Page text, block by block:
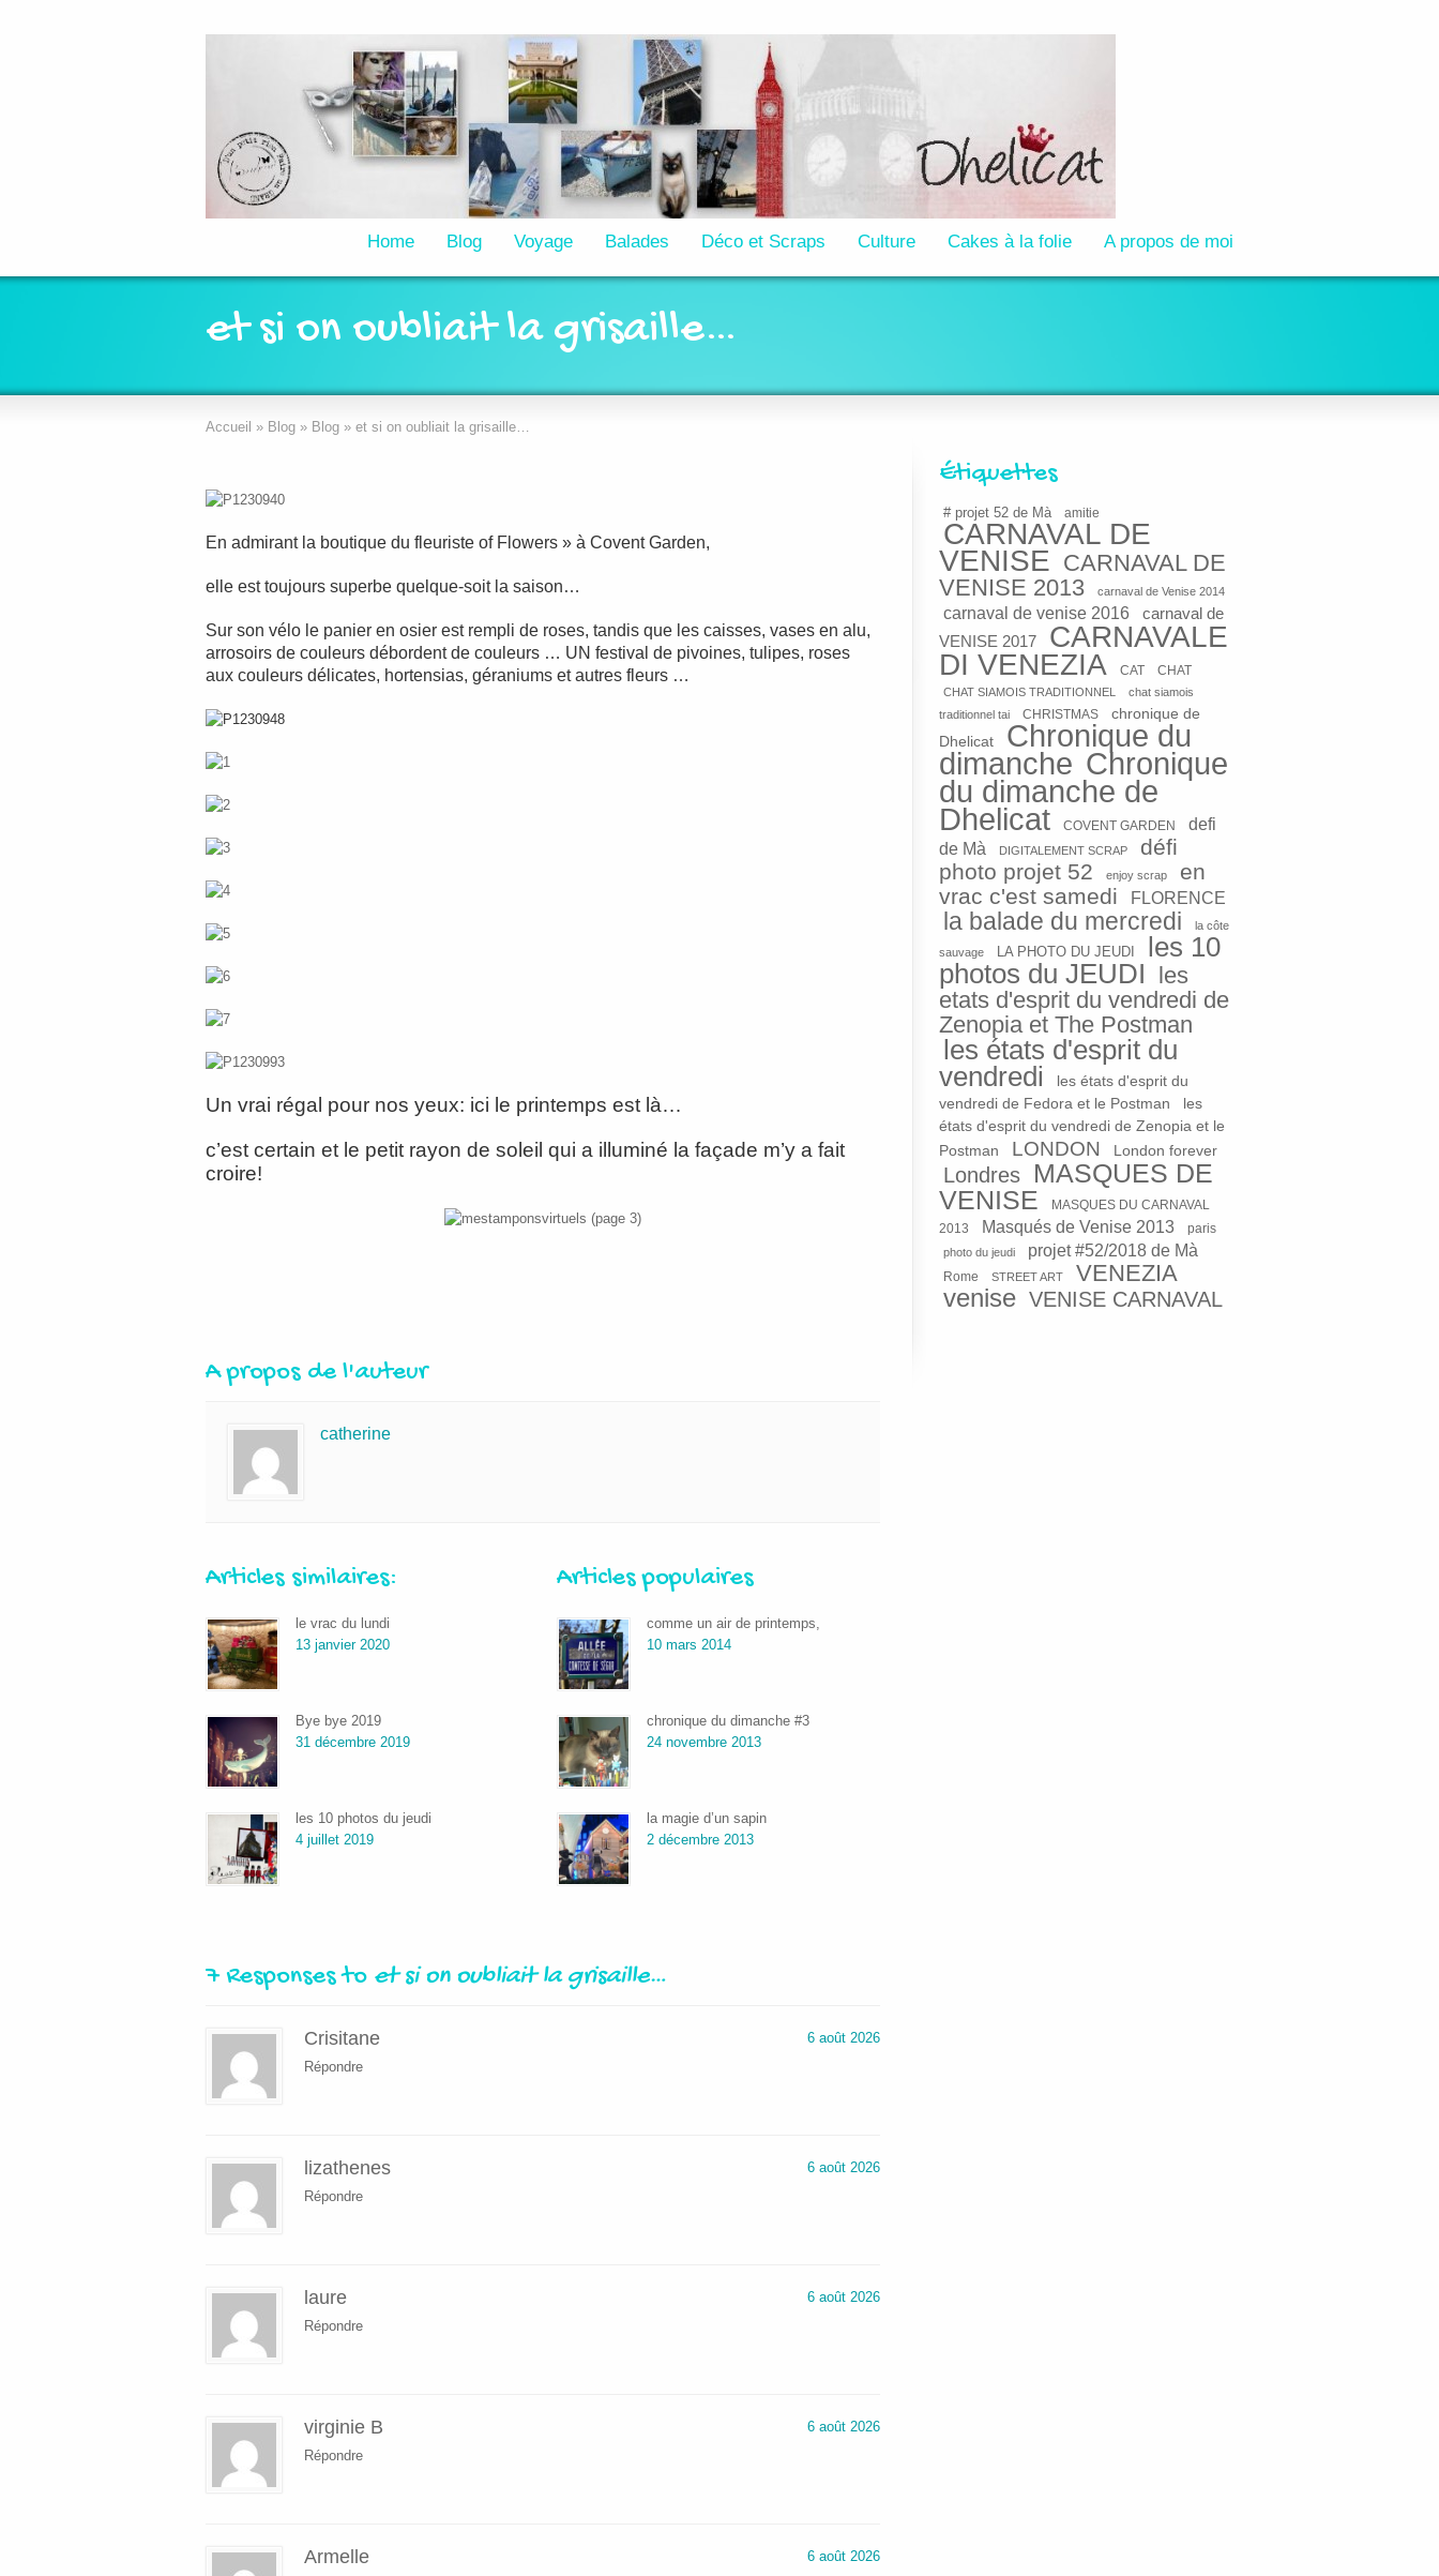
Home Blog Voyage Balades Déco et Scraps Culture Cakes à la folie A propos de moi
et si on oubliait la grisaille…
Accueil » Blog » Blog » et si on oubliait la grisaille…
En admirant la boutique du fleuriste of Flowers » à Covent Garden,
elle est toujours superbe quelque-soit la saison…
Sur son vélo le panier en osier est rempli de roses, tandis que les caisses, vases en alu,
arrosoirs de couleurs débordent de couleurs … UN festival de pivoines, tulipes, roses
aux couleurs délicates, hortensias, géraniums et autres fleurs …
Un vrai régal pour nos yeux: ici le printemps est là…
c’est certain et le petit rayon de soleil qui a illuminé la façade m’y a fait
croire!
A propos de l'auteur
catherine
Articles similaires:
le vrac du lundi
13 janvier 2020
Bye bye 2019
31 décembre 2019
les 10 photos du jeudi
4 juillet 2019
Articles populaires
comme un air de printemps,
10 mars 2014
chronique du dimanche #3
24 novembre 2013
la magie d’un sapin
2 décembre 2013
7 Responses to et si on oubliait la grisaille…
Crisitane
6 août 2026
Répondre
lizathenes
6 août 2026
Répondre
laure
6 août 2026
Répondre
virginie B
6 août 2026
Répondre
Armelle
6 août 2026
Étiquettes
# projet 52 de Mà amitie
CARNAVAL DE
VENISE CARNAVAL DE
VENISE 2013
carnaval de Venise 2014
carnaval de venise 2016
carnaval de
VENISE 2017
CARNAVALE
DI VENEZIA
CAT CHAT
CHAT SIAMOIS TRADITIONNEL
chat siamois
traditionnel tai
CHRISTMAS
chronique de
Dhelicat
Chronique du
dimanche Chronique
du dimanche de
Dhelicat
COVENT GARDEN
defi
de Mà
DIGITALEMENT SCRAP
défi
photo projet 52
enjoy scrap
en
vrac c'est samedi
FLORENCE
la balade du mercredi la côte
sauvage LA PHOTO DU JEUDI
les 10
photos du JEUDI
les
etats d'esprit du vendredi de
Zenopia et The Postman
les états d'esprit du
vendredi
les états d'esprit du
vendredi de Fedora et le Postman
les
états d'esprit du vendredi de Zenopia et le
Postman
LONDON London forever
Londres
MASQUES DE
VENISE
MASQUES DU CARNAVAL
2013
Masqués de Venise 2013 paris
photo du jeudi projet #52/2018 de Mà
Rome STREET ART VENEZIA
venise VENISE CARNAVAL